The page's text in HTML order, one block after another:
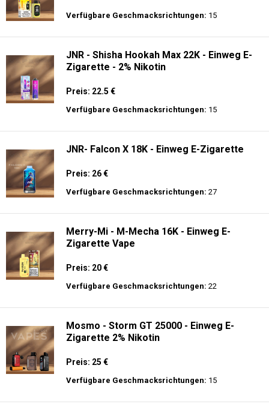
Verfügbare Geschmacksrichtungen: 15
JNR - Shisha Hookah Max 22K - Einweg E-
Zigarette - 2% Nikotin
Preis: 22.5 €
Verfügbare Geschmacksrichtungen: 15
JNR- Falcon X 18K - Einweg E-Zigarette
Preis: 26 €
Verfügbare Geschmacksrichtungen: 27
Merry-Mi - M-Mecha 16K - Einweg E-
Zigarette Vape
Preis: 20 €
Verfügbare Geschmacksrichtungen: 22
Mosmo - Storm GT 25000 - Einweg E-
Zigarette 2% Nikotin
Preis: 25 €
Verfügbare Geschmacksrichtungen: 15